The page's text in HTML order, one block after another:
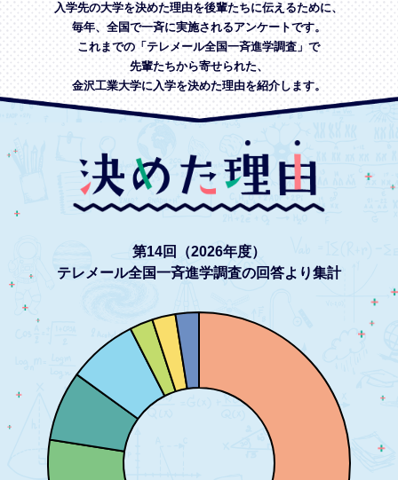
入学先の大学を決めた理由を後輩たちに伝えるために、
毎年、全国で一斉に実施されるアンケートです。
これまでの「テレメール全国一斉進学調査」で
先輩たちから寄せられた、
金沢工業大学に入学を決めた理由を紹介します。
第14回（2026年度）
テレメール全国一斉進学調査の回答より集計